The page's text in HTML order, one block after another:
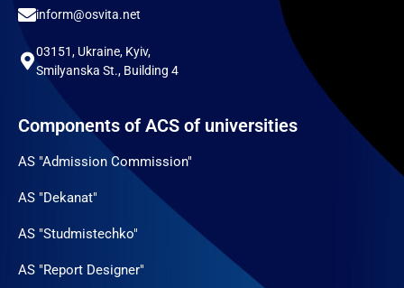
inform@osvita.net
03151, Ukraine, Kyiv,
Smilyanska St., Building 4
Components of ACS of universities
AS "Admission Commission"
AS "Dekanat"
AS "Studmistechko"
AS "Report Designer"